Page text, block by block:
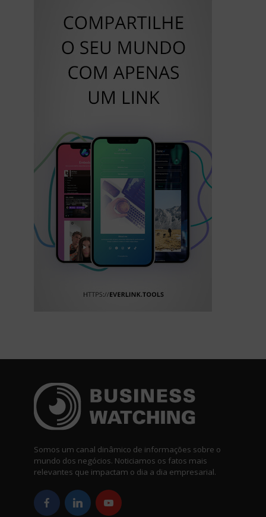
Somos um canal dinâmico de informações sobre o
mundo dos negócios. Noticiamos os fatos mais
relevantes que impactam o dia a dia empresarial.